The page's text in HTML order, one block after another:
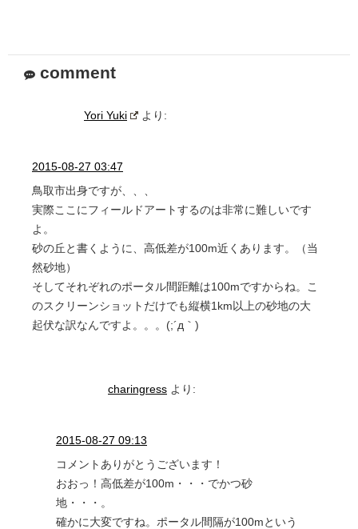
comment
Yori Yuki より:
2015-08-27 03:47
鳥取市出身ですが、、、
実際ここにフィールドアートするのは非常に難しいです
よ。
砂の丘と書くように、高低差が100m近くあります。（当
然砂地）
そしてそれぞれのポータル間距離は100mですからね。こ
のスクリーンショットだけでも縦横1km以上の砂地の大
起伏な訳なんですよ。。。(;´д｀)
charingress より:
2015-08-27 09:13
コメントありがとうございます！
おおっ！高低差が100m・・・でかつ砂
地・・・。
確かに大変ですね。ポータル間隔が100mという